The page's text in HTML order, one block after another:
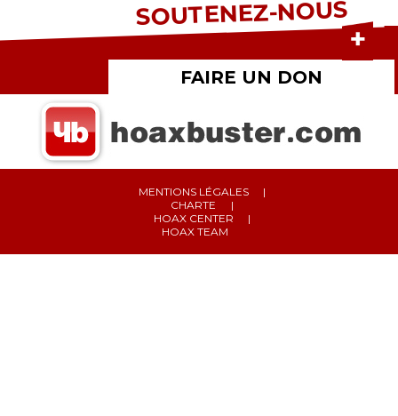
SOUTENEZ-NOUS
FAIRE UN DON
MENTIONS LÉGALES
CHARTE
HOAX CENTER
HOAX TEAM